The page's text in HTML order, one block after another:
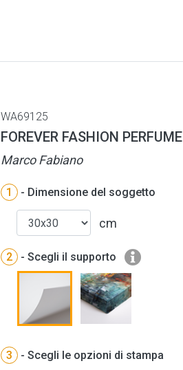
WA69125
FOREVER FASHION PERFUME
Marco Fabiano
1 - Dimensione del soggetto
cm
2 - Scegli il supporto
3 - Scegli le opzioni di stampa